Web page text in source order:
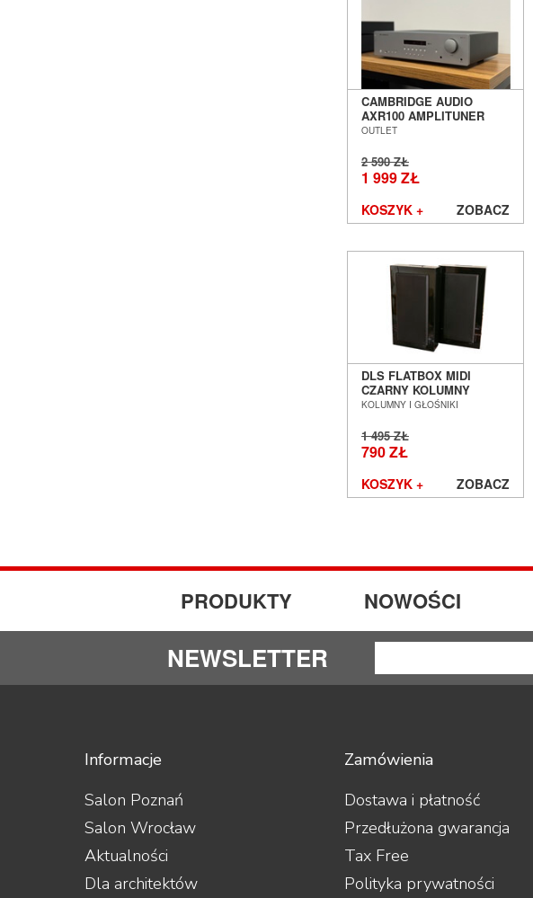
CAMBRIDGE AUDIO
AXR100 AMPLITUNER
STEREO SALON POZNAŃ
OUTLET
2 590 ZŁ
1 999 ZŁ
KOSZYK + ZOBACZ
DLS FLATBOX MIDI
CZARNY KOLUMNY
NAŚCIENNE SALON
EX-DEMO ---
KOLUMNY I GŁOŚNIKI
1 495 ZŁ
790 ZŁ
KOSZYK + ZOBACZ
PRODUKTY NOWOŚCI
NEWSLETTER
Informacje
Salon Poznań
Salon Wrocław
Aktualności
Dla architektów
Zamówienia
Dostawa i płatność
Przedłużona gwarancja
Tax Free
Polityka prywatności